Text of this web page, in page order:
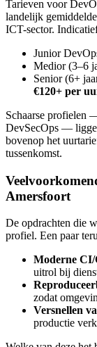
Tarieven voor
landelijk
ICT-sector.
Junior
Medior (3–6
Senior (6+
€120+ per
Schaarse profielen
DevSecOps —
bovenop het
tussenkomst.
Amersfoort
De opdrachten die
profiel. Een paar
Moderne CI/
uitrol bij
zodat
Versnellen
productie